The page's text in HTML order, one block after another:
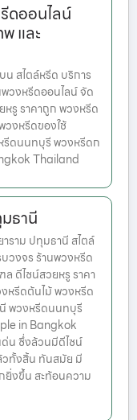
ดออนไลน์
และ
สไตล์หรีด บริการ
วงหรีดออนไลน์ จัด
รู ราคาถูก พวงหรีด
งหรีดของใช้
รีดนนทบุรี พวงหรีดก
Thailand
ธานี
าม ปทุมธานี สไตล์
วงจร ร้านพวงหรีด
ดีไซน์สวยหรู ราคา
หรีดต้นไม้ พวงหรีด
พวงหรีดนนทบุรี
in Bangkok
ด่น ซึ่งล้วนมีดีไซน์
วทั้งสิ้น ทันสมัย มี
ยิ่งขึ้น สะท้อนความ